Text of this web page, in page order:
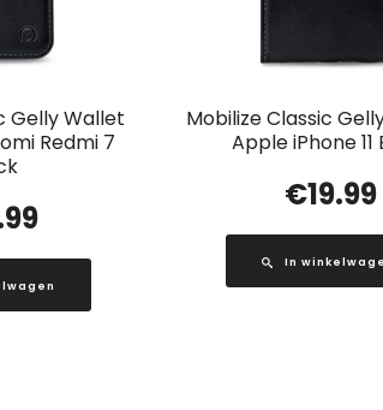
Gelly Wallet
Redmi 7
Mobilize Classic
Apple iPhone 11
€19.99
In